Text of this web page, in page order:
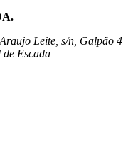
Leite, s/n, Galpão 4
Escada